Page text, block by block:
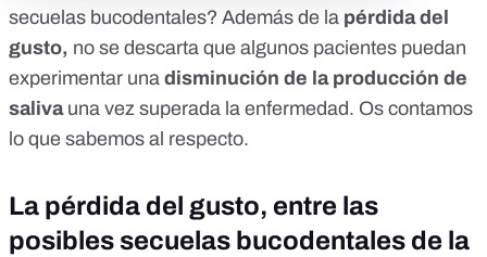
secuelas bucodentales? Además de la pérdida del
gusto, no se descarta que algunos pacientes puedan
experimentar una disminución de la producción de
saliva una vez superada la enfermedad. Os contamos
lo que sabemos al respecto.
La pérdida del gusto, entre las
posibles secuelas bucodentales de la